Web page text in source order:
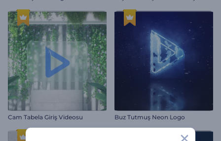
Cam Tabela Giriş Videosu Buz Tutmuş Neon Logo